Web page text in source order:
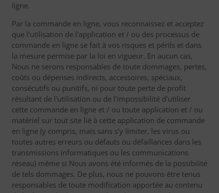
ligne.
Par la commande en ligne, vous reconnaissez et acceptez
que l'utilisation de l'application et / ou des processus de
commande en ligne se fait à vos risques et périls et dans
la mesure permise par la loi en vigueur. En aucun cas,
Nous ne serons responsables de toute dommages, pertes,
coûts ou dépenses indirects, accessoires, spéciaux,
consécutifs ou punitifs, ni pour toute perte de profit
résultant de l'utilisation ou de l'impossibilité d'utiliser
cette commande en ligne et / ou toute application et / ou
matériel sur tout site lié à cette application de commande
en ligne (y compris, mais sans s'y limiter, les virus ou
toutes autres erreurs ou défauts ou défaillances dans les
transmissions informatiques ou les communications
réseau) même si Nous avons été informés de la possibilité
de tels dommages. De plus, nous ne pouvons être tenus
responsables de toute modification apportée au contenu